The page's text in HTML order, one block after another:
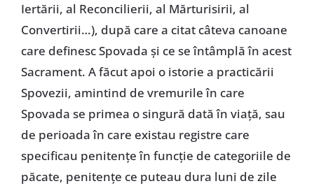
Iertării, al Reconcilierii, al Mărturisirii, al
Convertirii…), după care a citat câteva canoane
care definesc Spovada şi ce se întâmplă în acest
Sacrament. A făcut apoi o istorie a practicării
Spovezii, amintind de vremurile în care
Spovada se primea o singură dată în viaţă, sau
de perioada în care existau registre care
specificau penitenţe în funcţie de categoriile de
păcate, penitenţe ce puteau dura luni de zile